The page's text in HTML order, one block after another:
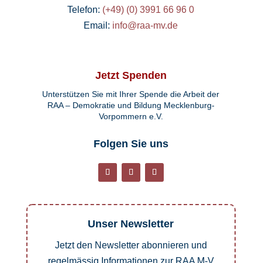
Telefon: (+49) (0) 3991 66 96 0
Email: info@raa-mv.de
Jetzt Spenden
Unterstützen Sie mit Ihrer Spende die Arbeit der
RAA – Demokratie und Bildung Mecklenburg-
Vorpommern e.V.
Folgen Sie uns
Unser Newsletter
Jetzt den Newsletter abonnieren und
regelmässig Informationen zur RAA M-V